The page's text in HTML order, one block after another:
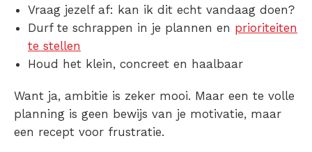
Vraag jezelf af: kan ik dit echt vandaag doen?
Durf te schrappen in je plannen en prioriteiten
te stellen
Houd het klein, concreet en haalbaar
Want ja, ambitie is zeker mooi. Maar een te volle
planning is geen bewijs van je motivatie, maar
een recept voor frustratie.